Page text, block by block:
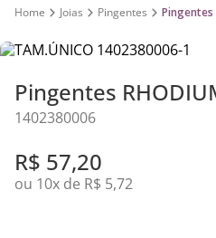
Joias Pingentes Pingentes
Pingentes
1402380006
R$ 57,20
ou 10x de R$ 5,72